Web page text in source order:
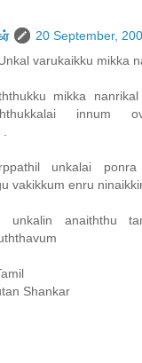
20 September,
varukaikku mikka
mikka
innum
unkalai
vakikkum enru
unkalin anaiththu
Shankar